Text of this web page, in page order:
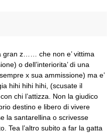
gran z…… che non e’ vittima
o dell’interiorita’ di una
x sua ammissione) ma e’
hihi hihi hihi, (scusate il
chi l’attizza. Non la giudico
destino e libero di vivere
la santarellina o scrivesse
Tea l’altro subito a far la gatta